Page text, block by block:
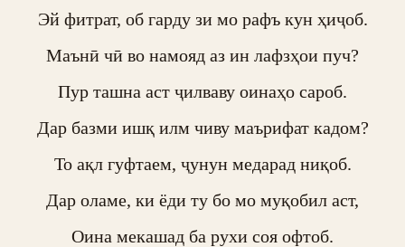
Эй фитрат, об гарду зи мо рафъ кун ҳиҷоб.
Маънӣ чӣ во намояд аз ин лафзҳои пуч?
Пур ташна аст ҷилваву оинаҳо сароб.
Дар базми ишқ илм чиву маърифат кадом?
То ақл гуфтаем, ҷунун медарад ниқоб.
Дар оламе, ки ёди ту бо мо муқобил аст,
Оина мекашад ба рухи соя офтоб.